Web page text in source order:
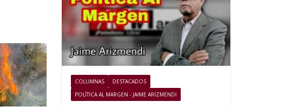
COLUMNAS
DESTACADOS
POLÍTICA AL MARGEN - JAIME ARIZMENDI